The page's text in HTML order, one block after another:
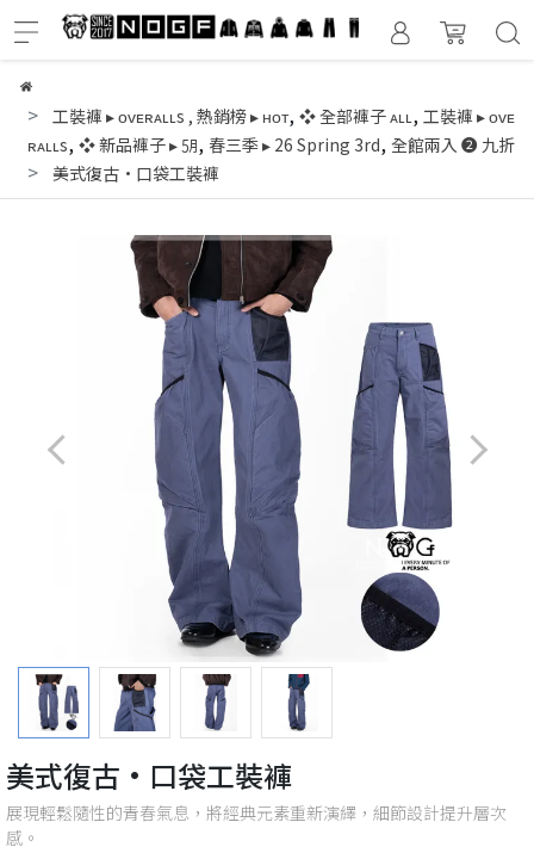
工裝褲 ▸ ᴏᴠᴇʀᴀʟʟs , 熱銷榜 ▸ ʜᴏᴛ, ❖ 全部褲子 ᴀʟʟ, 工裝褲 ▸ ᴏᴠᴇ
ʀᴀʟʟs, ❖ 新品褲子 ▸ ㋄, 春三季 ▸ 26 Spring 3rd, 全館兩入 ❷ 九折
美式復古·口袋工裝褲
美式復古·口袋工裝褲
展現輕鬆隨性的青春氣息，將經典元素重新演繹，細節設計提升層次
感。